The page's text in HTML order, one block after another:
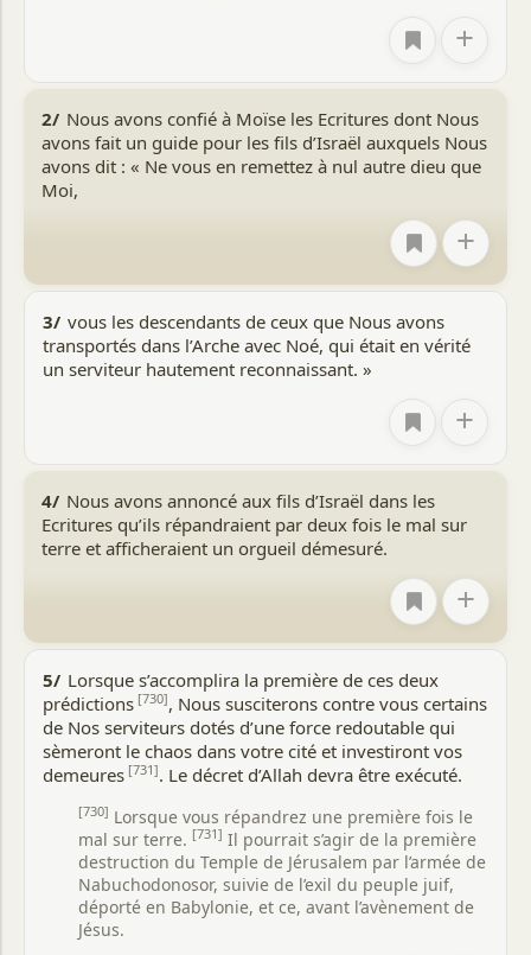
Le moment était donc venu pour le Prophète de quitter La
principes Islamiques.
C'est dans ce contexte que survint le Mi\`raj, à l'issue
duquel le Prophète rapporta le Message contenu dans
cette sourate.
Cette sourate offre un remarquable équilibre entre
dosés pour un impact optimal.
Les mécréants de La Mecque sont exhortés à tirer les
communautés, et à rectifier leur conduite avant l'expiration
du sursis accordé par Allah. Ils sont invités à répondre
remplacés.
Par ailleurs, les Israélites, avec lesquels l'Islam allait bientôt
entrer en contact direct à Al-Médine, sont également mis
en garde. Ils sont sommés de tirer les enseignements des
châtiments qui leur ont déjà été infligés. "Saisissez cette
ultime opportunité que représente la Prophétie de
persistez dans votre attitude, vous subirez un tourment
douloureux."
Concernant l'éducation de l'humanité, l'accent est mis sur le
fait que le succès ou l'échec de l'homme, son gain ou sa
perte, dépendent de sa compréhension du Tawhid, de l'au-
delà et de la Prophétie. Des arguments convaincants sont
avancés pour prouver l'authenticité du Coran et la véracité
de ses enseignements.
Les doutes des mécréants sur ces réalités fondamentales
sont dissipés, et ils sont tour à tour exhortés et
réprimandés pour leur ignorance.
+
2/ Nous avons confié à Moïse les Ecritures dont Nous
avons fait un guide pour les fils d’Israël auxquels Nous
avons dit : « Ne vous en remettez à nul autre dieu que
Moi,
+
3/ vous les descendants de ceux que Nous avons
transportés dans l’Arche avec Noé, qui était en vérité
un serviteur hautement reconnaissant. »
+
4/ Nous avons annoncé aux fils d’Israël dans les
Ecritures qu’ils répandraient par deux fois le mal sur
terre et afficheraient un orgueil démesuré.
+
5/ Lorsque s’accomplira la première de ces deux
prédictions [730], Nous susciterons contre vous certains
de Nos serviteurs dotés d’une force redoutable qui
sèmeront le chaos dans votre cité et investiront vos
demeures [731]. Le décret d’Allah devra être exécuté.
[730] Lorsque vous répandrez une première fois le
mal sur terre. [731] Il pourrait s’agir de la première
destruction du Temple de Jérusalem par l’armée de
Nabuchodonosor, suivie de l’exil du peuple juif,
déporté en Babylonie, et ce, avant l’avènement de
Jésus.